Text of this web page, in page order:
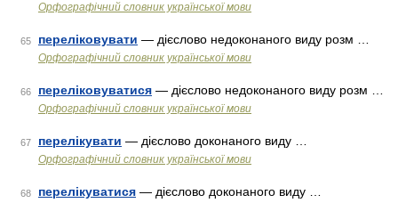
Орфографічний словник української мови
65 переліковувати — дієслово недоконаного виду розм …
Орфографічний словник української мови
66 переліковуватися — дієслово недоконаного виду розм …
Орфографічний словник української мови
67 перелікувати — дієслово доконаного виду …
Орфографічний словник української мови
68 перелікуватися — дієслово доконаного виду …